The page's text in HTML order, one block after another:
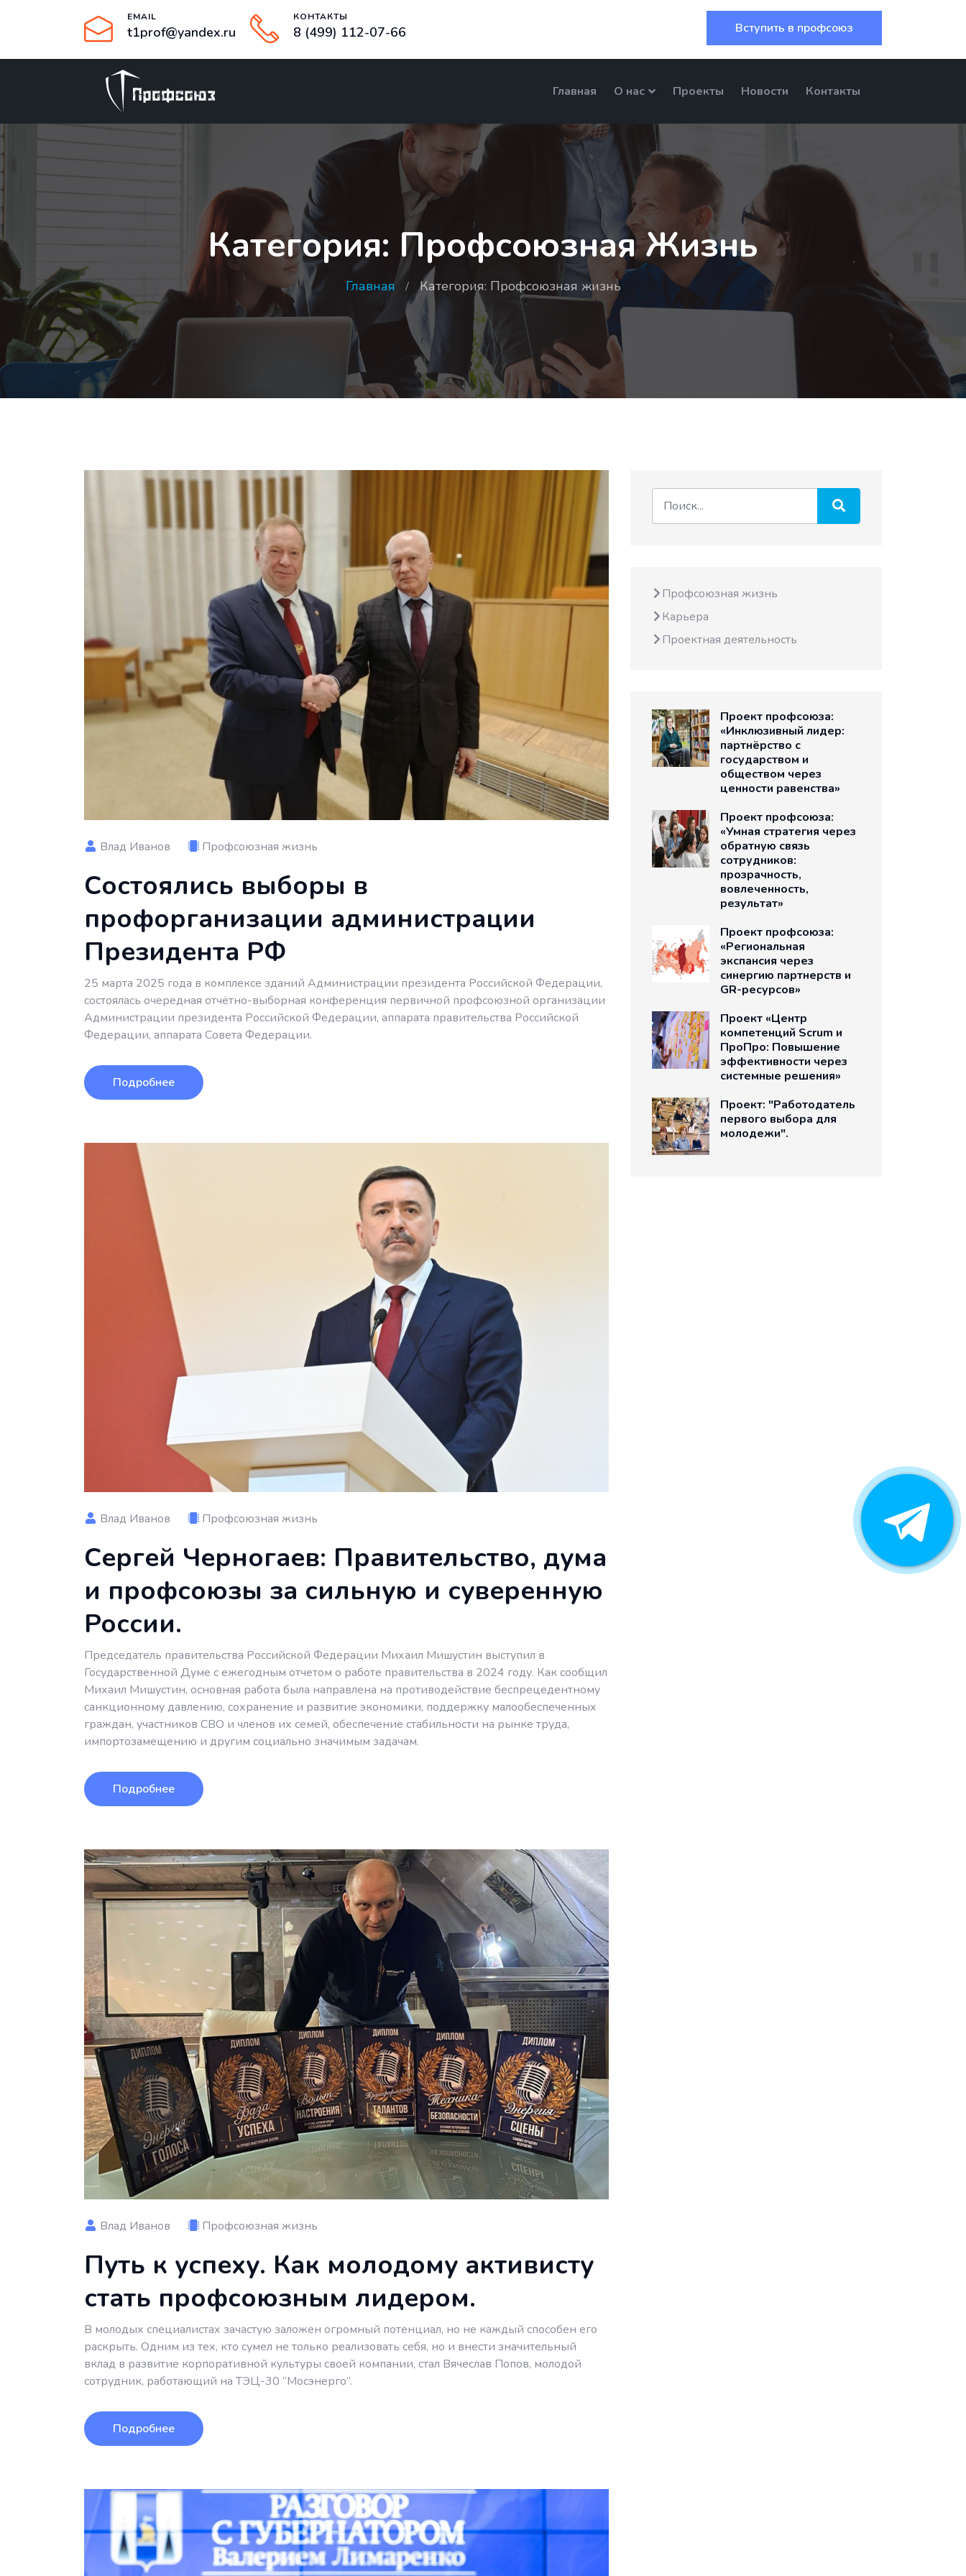
EMAIL
t1prof@yandex.ru
КОНТАКТЫ
8 (499) 112-07-66 Вступить в профсоюз
Главная О нас Проекты Новости Контакты
Категория: Профсоюзная Жизнь
Главная Категория: Профсоюзная жизнь
Влад Иванов Профсоюзная жизнь
Состоялись выборы в
профорганизации администрации
Президента РФ
25 марта 2025 года в комплексе зданий Администрации президента Российской Федерации,
состоялась очередная отчётно-выборная конференция первичной профсоюзной организации
Администрации президента Российской Федерации, аппарата правительства Российской
Федерации, аппарата Совета Федерации.
Подробнее
Влад Иванов Профсоюзная жизнь
Сергей Черногаев: Правительство, дума
и профсоюзы за сильную и суверенную
России.
Председатель правительства Российской Федерации Михаил Мишустин выступил в
Государственной Думе с ежегодным отчетом о работе правительства в 2024 году. Как сообщил
Михаил Мишустин, основная работа была направлена на противодействие беспрецедентному
санкционному давлению, сохранение и развитие экономики, поддержку малообеспеченных
граждан, участников СВО и членов их семей, обеспечение стабильности на рынке труда,
импортозамещению и другим социально значимым задачам.
Подробнее
Влад Иванов Профсоюзная жизнь
Путь к успеху. Как молодому активисту
стать профсоюзным лидером.
В молодых специалистах зачастую заложен огромный потенциал, но не каждый способен его
раскрыть. Одним из тех, кто сумел не только реализовать себя, но и внести значительный
вклад в развитие корпоративной культуры своей компании, стал Вячеслав Попов, молодой
сотрудник, работающий на ТЭЦ-30 “Мосэнерго”.
Подробнее
Профсоюзная жизнь
Карьера
Проектная деятельность
Проект профсоюза:
«Инклюзивный лидер:
партнёрство с
государством и
обществом через
ценности равенства»
Проект профсоюза:
«Умная стратегия через
обратную связь
сотрудников:
прозрачность,
вовлеченность,
результат»
Проект профсоюза:
«Региональная
экспансия через
синергию партнерств и
GR-ресурсов»
Проект «Центр
компетенций Scrum и
ПроПро: Повышение
эффективности через
системные решения»
Проект: "Работодатель
первого выбора для
молодежи".